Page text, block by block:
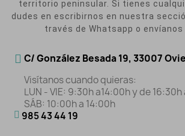
territorio peninsular. Si tienes
dudes en escribirnos en nuestra
través de Whatsapp o envíanos
C/ González Besada 19, 33007
Visítanos cuando quieras:
LUN - VIE: 9:30h a14:00h y de 16:30h
SÁB: 10:00h a 14:00h
985 43 44 19